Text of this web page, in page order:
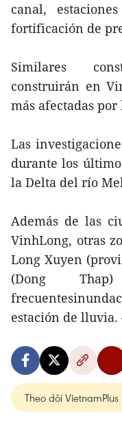
canal,
fortificación de
Similares
construirán en
más afectadas
Las
durante los
la Delta del río
Además de las
VinhLong, otras
Long Xuyen
(Dong
estación de lluvia.
Theo dõi VietnamPlus